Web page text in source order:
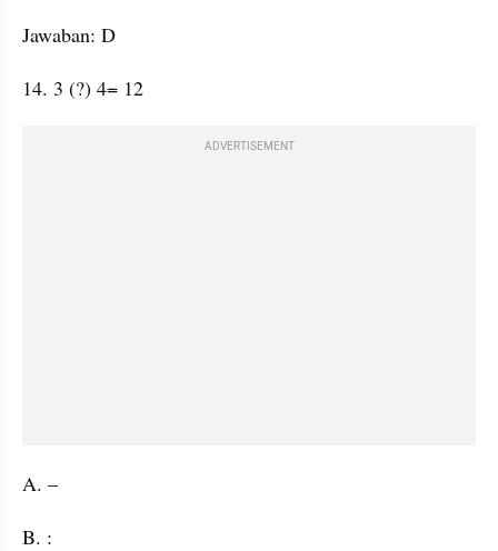
Jawaban: D
14. 3 (?) 4= 12
ADVERTISEMENT
A. –
B. :